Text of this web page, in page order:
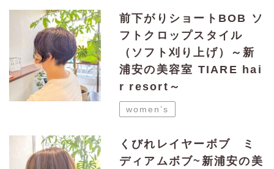
前下がりショートBOB ソ
フトクロップスタイル
（ソフト刈り上げ）～新
浦安の美容室 TIARE hai
r resort～
women’s
くびれレイヤーボブ ミ
ディアムボブ~新浦安の美